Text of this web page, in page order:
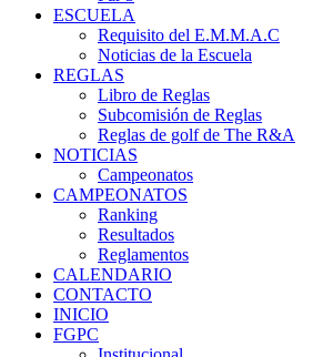
ESCUELA
Requisito del E.M.M.A.C
Noticias de la Escuela
REGLAS
Libro de Reglas
Subcomisión de Reglas
Reglas de golf de The R&A
NOTICIAS
Campeonatos
CAMPEONATOS
Ranking
Resultados
Reglamentos
CALENDARIO
CONTACTO
INICIO
FGPC